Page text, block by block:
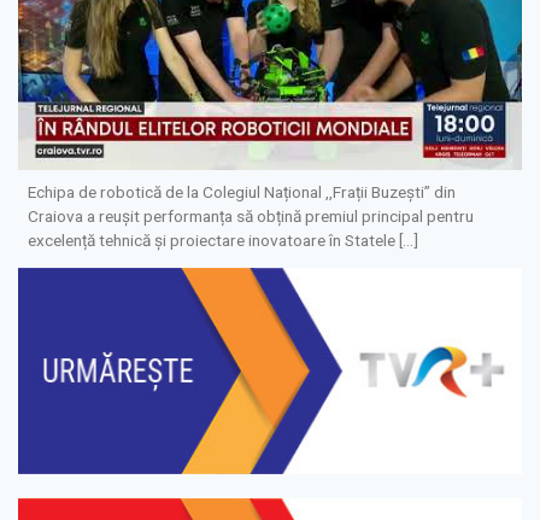
Echipa de robotică de la Colegiul Național ,,Frații Buzești” din
Craiova a reușit performanța să obțină premiul principal pentru
excelență tehnică și proiectare inovatoare în Statele […]